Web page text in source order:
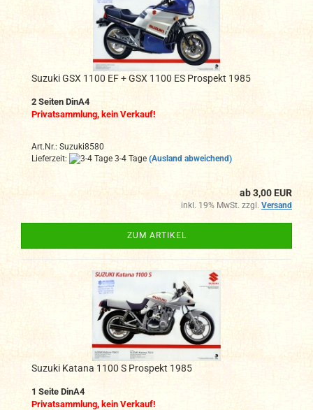
Suzuki GSX 1100 EF + GSX 1100 ES Prospekt 1985
2 Seiten DinA4
Privatsammlung, kein Verkauf!
Art.Nr.: Suzuki8580
Lieferzeit:
3-4 Tage (Ausland abweichend)
ab 3,00 EUR
inkl. 19% MwSt. zzgl. Versand
ZUM ARTIKEL
Suzuki Katana 1100 S Prospekt 1985
1 Seite DinA4
Privatsammlung, kein Verkauf!